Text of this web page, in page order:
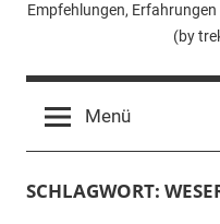
Empfehlungen,
(by
Menü
SCHLAGWORT: